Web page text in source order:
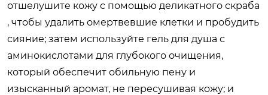
отшелушите кожу с помощью деликатного скраба
, чтобы удалить омертвевшие клетки и пробудить
сияние; затем используйте гель для душа с
аминокислотами для глубокого очищения,
который обеспечит обильную пену и
изысканный аромат, не пересушивая кожу; и